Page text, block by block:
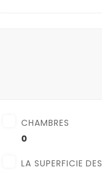
CHAMBRES
0
LA SUPERFICIE DES